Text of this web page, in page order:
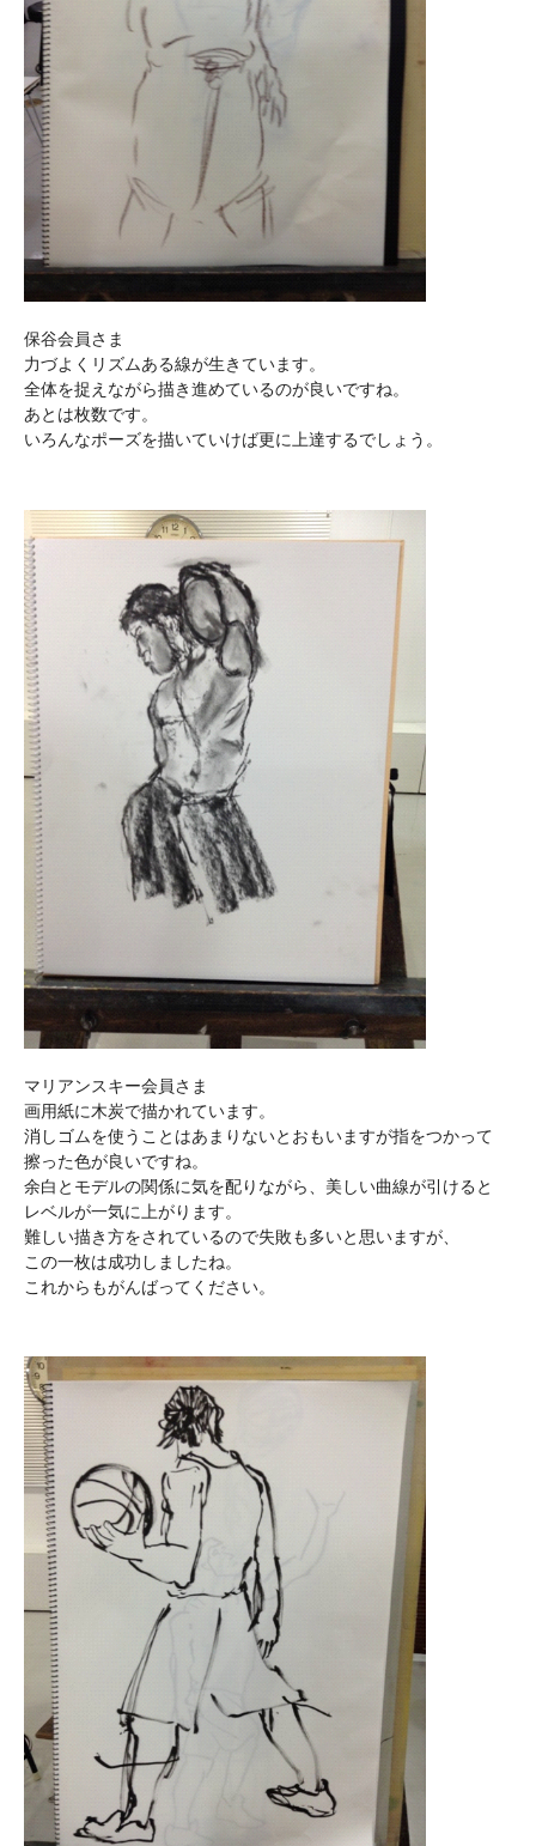
保谷会員さま
力づよくリズムある線が生きています。
全体を捉えながら描き進めているのが良いですね。
あとは枚数です。
いろんなポーズを描いていけば更に上達するでしょう。
マリアンスキー会員さま
画用紙に木炭で描かれています。
消しゴムを使うことはあまりないとおもいますが指をつかって
擦った色が良いですね。
余白とモデルの関係に気を配りながら、美しい曲線が引けると
レベルが一気に上がります。
難しい描き方をされているので失敗も多いと思いますが、
この一枚は成功しましたね。
これからもがんばってください。